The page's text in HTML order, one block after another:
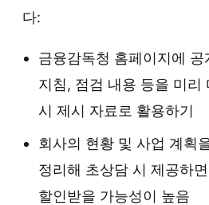
다:
금융감독청 홈페이지에
지침, 점검 내용 등을 미리
시 제시 자료로 활용하기
회사의 현황 및 사업 계획
정리해 초상담 시 제공하
할인받을 가능성이 높음